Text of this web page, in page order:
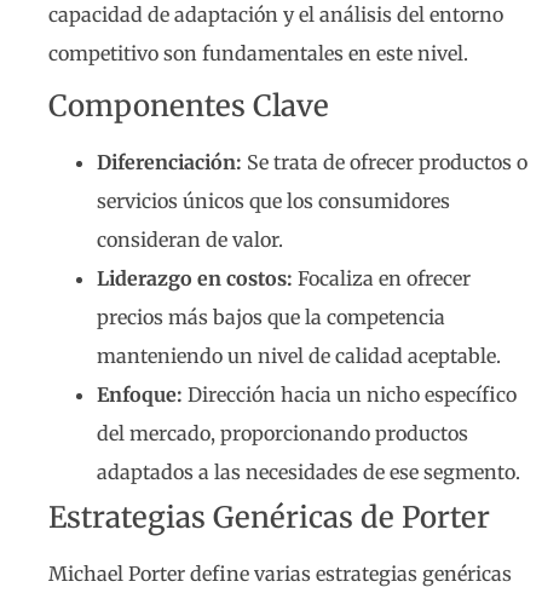
capacidad de adaptación y el análisis del entorno
competitivo son fundamentales en este nivel.
Componentes Clave
Diferenciación: Se trata de ofrecer productos o
servicios únicos que los consumidores
consideran de valor.
Liderazgo en costos: Focaliza en ofrecer
precios más bajos que la competencia
manteniendo un nivel de calidad aceptable.
Enfoque: Dirección hacia un nicho específico
del mercado, proporcionando productos
adaptados a las necesidades de ese segmento.
Estrategias Genéricas de Porter
Michael Porter define varias estrategias genéricas